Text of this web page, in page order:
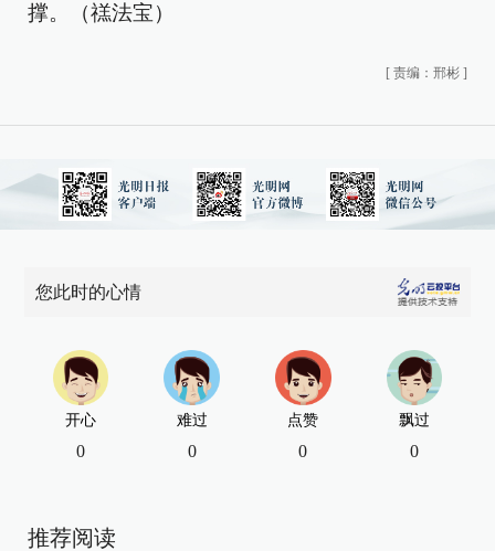
撑。（禚法宝）
[ 责编：邢彬 ]
您此时的心情
开心
0
难过
0
点赞
0
飘过
0
推荐阅读